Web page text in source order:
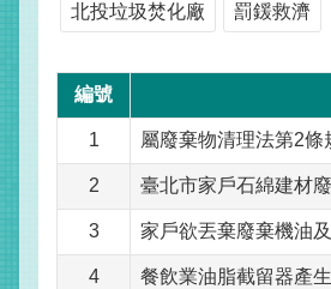
北投垃圾焚化廠 罰鍰救濟
編號
1 屬廢棄物清理法第2條
2 臺北市家戶石綿建材
3 家戶欲丟棄廢棄機油
4 餐飲業油脂截留器產